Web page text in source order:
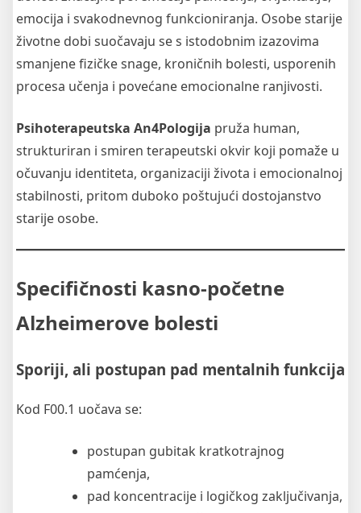
emocija i svakodnevnog funkcioniranja. Osobe starije
životne dobi suočavaju se s istodobnim izazovima
smanjene fizičke snage, kroničnih bolesti, usporenih
procesa učenja i povećane emocionalne ranjivosti.
Psihoterapeutska An4Pologija pruža human,
strukturiran i smiren terapeutski okvir koji pomaže u
očuvanju identiteta, organizaciji života i emocionalnoj
stabilnosti, pritom duboko poštujući dostojanstvo
starije osobe.
Specifičnosti kasno-početne
Alzheimerove bolesti
Sporiji, ali postupan pad mentalnih funkcija
Kod F00.1 uočava se:
postupan gubitak kratkotrajnog
pamćenja,
pad koncentracije i logičkog zaključivanja,